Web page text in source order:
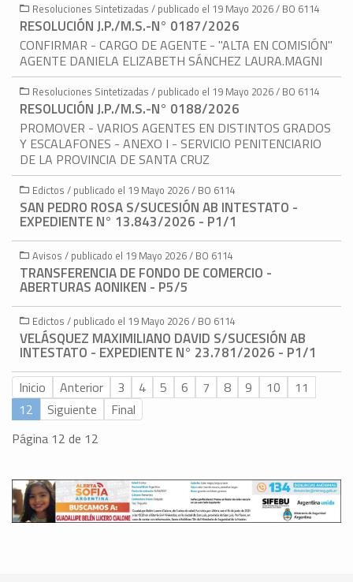
Resoluciones Sintetizadas / publicado el 19 Mayo 2026 / BO 6114
RESOLUCIÓN J.P./M.S.-N° 0187/2026
CONFIRMAR - CARGO DE AGENTE - "ALTA EN COMISIÓN"
AGENTE DANIELA ELIZABETH SÁNCHEZ LAURA.MAGNI
Resoluciones Sintetizadas / publicado el 19 Mayo 2026 / BO 6114
RESOLUCIÓN J.P./M.S.-N° 0188/2026
PROMOVER - VARIOS AGENTES EN DISTINTOS GRADOS
Y ESCALAFONES - ANEXO I - SERVICIO PENITENCIARIO
DE LA PROVINCIA DE SANTA CRUZ
Edictos / publicado el 19 Mayo 2026 / BO 6114
SAN PEDRO ROSA S/SUCESIÓN AB INTESTATO -
EXPEDIENTE N° 13.843/2026 - P1/1
Avisos / publicado el 19 Mayo 2026 / BO 6114
TRANSFERENCIA DE FONDO DE COMERCIO -
ABERTURAS AONIKEN - P5/5
Edictos / publicado el 19 Mayo 2026 / BO 6114
VELÁSQUEZ MAXIMILIANO DAVID S/SUCESIÓN AB
INTESTATO - EXPEDIENTE N° 23.781/2026 - P1/1
Inicio Anterior 3 4 5 6 7 8 9 10
11
12
Siguiente
Final
Página 12 de 12